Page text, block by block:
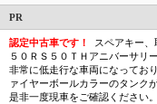
PR
認定中古車です！
スペアキー
５０ＲＳ５０ＴＨアニバーサリ
非常に低走行な車両になってお
ァイヤーボールカラーのタンク
是非一度現車をご確認ください。